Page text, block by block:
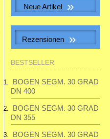
Neue Artikel »
S&P SILENT-100 CHZ VISUAL
Kleinraum-Ventilatator, Feuchte,
LED
Rezensionen »
Lüftungsrohr DN 315
Gute Beratung schnelle
lieferung freundlicher
>Service
BESTSELLER
BOGEN SEGM. 30 GRAD
DN 400
BOGEN SEGM. 30 GRAD
DN 355
BOGEN SEGM. 30 GRAD